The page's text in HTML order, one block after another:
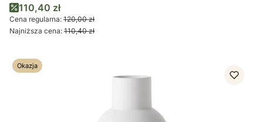
Cena promocyjna
110,40 zł
Cena regularna: 120,00 zł
Najniższa cena: 110,40 zł
Okazja